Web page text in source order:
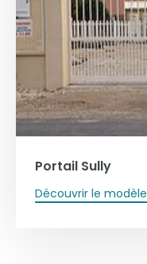
Portail Sully
Découvrir le modèle